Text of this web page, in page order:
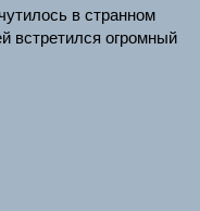
в странном
встретился огромный